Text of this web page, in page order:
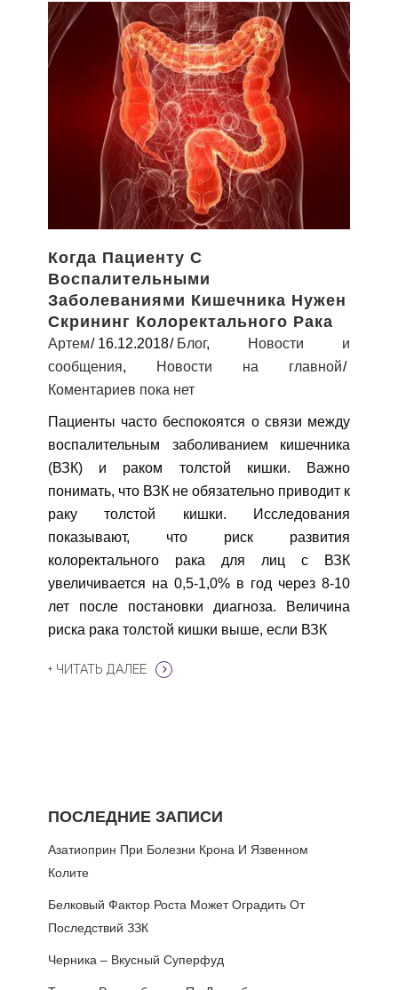
Когда Пациенту С
Воспалительными
Заболеваниями Кишечника Нужен
Скрининг Колоректального Рака
Артем 16.12.2018 Блог,
Новости и
сообщения,
Новости на главной
Коментариев пока нет
Пациенты часто беспокоятся о связи между
воспалительным заболиванием кишечника
(ВЗК) и раком толстой кишки. Важно
понимать, что ВЗК не обязательно приводит к
раку толстой кишки. Исследования
показывают, что риск развития
колоректального рака для лиц с ВЗК
увеличивается на 0,5-1,0% в год через 8-10
лет после постановки диагноза. Величина
риска рака толстой кишки выше, если ВЗК
+ ЧИТАТЬ ДАЛЕЕ
ПОСЛЕДНИЕ ЗАПИСИ
Азатиоприн При Болезни Крона И Язвенном
Колите
Белковый Фактор Роста Может Оградить От
Последствий ЗЗК
Черника – Вкусный Суперфуд